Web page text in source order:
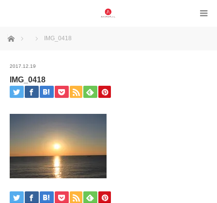
ホーム IMG_0418
2017.12.19
IMG_0418